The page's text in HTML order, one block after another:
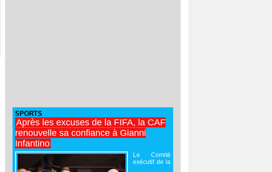
SPORTS
Après les excuses de la FIFA, la CAF
renouvelle sa confiance à Gianni
Infantino
Le Comité
exécutif de la